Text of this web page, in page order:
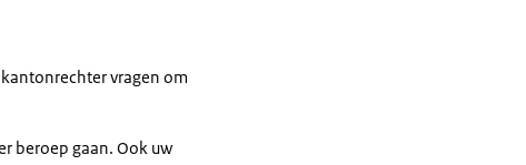
vragen om
beroep gaan. Ook uw